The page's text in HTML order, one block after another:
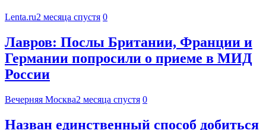
Lenta.ru2 месяца спустя 0
Лавров: Послы Британии, Франции и
Германии попросили о приеме в МИД
России
Вечерняя Москва2 месяца спустя 0
Назван единственный способ добиться